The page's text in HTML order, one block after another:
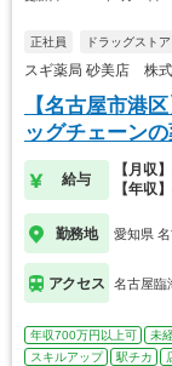
正社員 ドラッグスト
スギ薬局 砂美店 株
【名古屋市港
ッグチェーン
給与
【月収
【年収
勤務地 愛知県
アクセス 名古屋臨
年収700万円以上可 未
スキルアップ
駅チカ